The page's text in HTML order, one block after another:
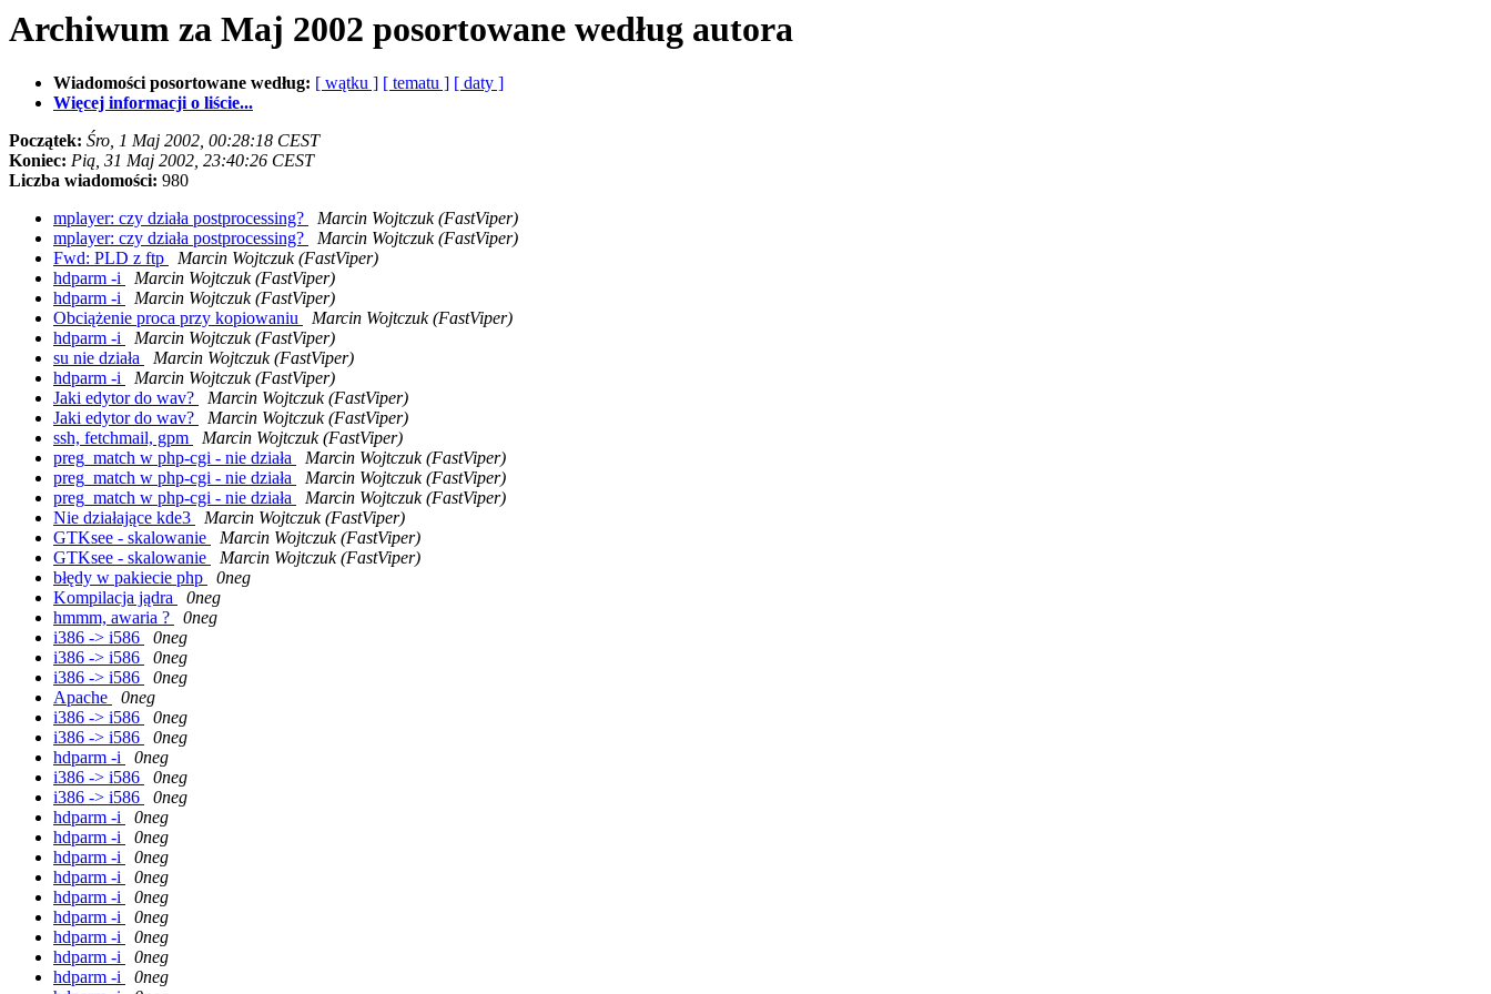
Archiwum za Maj 2002 posortowane według autora
Wiadomości posortowane według: [ wątku ] [ tematu ] [ daty ]
Więcej informacji o liście...
Początek: Śro, 1 Maj 2002, 00:28:18 CEST
Koniec: Pią, 31 Maj 2002, 23:40:26 CEST
Liczba wiadomości: 980
mplayer: czy działa postprocessing?
Marcin Wojtczuk (FastViper)
mplayer: czy działa postprocessing?
Marcin Wojtczuk (FastViper)
Fwd: PLD z ftp
Marcin Wojtczuk (FastViper)
hdparm -i
Marcin Wojtczuk (FastViper)
hdparm -i
Marcin Wojtczuk (FastViper)
Obciążenie proca przy kopiowaniu
Marcin Wojtczuk (FastViper)
hdparm -i
Marcin Wojtczuk (FastViper)
su nie działa
Marcin Wojtczuk (FastViper)
hdparm -i
Marcin Wojtczuk (FastViper)
Jaki edytor do wav?
Marcin Wojtczuk (FastViper)
Jaki edytor do wav?
Marcin Wojtczuk (FastViper)
ssh, fetchmail, gpm
Marcin Wojtczuk (FastViper)
preg_match w php-cgi - nie działa
Marcin Wojtczuk (FastViper)
preg_match w php-cgi - nie działa
Marcin Wojtczuk (FastViper)
preg_match w php-cgi - nie działa
Marcin Wojtczuk (FastViper)
Nie działające kde3
Marcin Wojtczuk (FastViper)
GTKsee - skalowanie
Marcin Wojtczuk (FastViper)
GTKsee - skalowanie
Marcin Wojtczuk (FastViper)
błędy w pakiecie php
0neg
Kompilacja jądra
0neg
hmmm, awaria ?
0neg
i386 -> i586
0neg
i386 -> i586
0neg
i386 -> i586
0neg
Apache
0neg
i386 -> i586
0neg
i386 -> i586
0neg
hdparm -i
0neg
i386 -> i586
0neg
i386 -> i586
0neg
hdparm -i
0neg
hdparm -i
0neg
hdparm -i
0neg
hdparm -i
0neg
hdparm -i
0neg
hdparm -i
0neg
hdparm -i
0neg
hdparm -i
0neg
hdparm -i
0neg